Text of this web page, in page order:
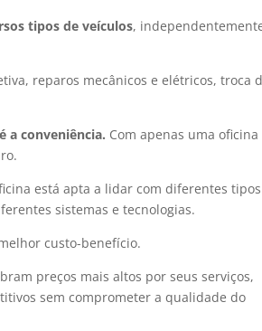
tipos de veículos,
reparos mecânicos e elétricos, troca
a conveniência. Com apenas uma oficina
está apta a lidar com diferentes
sistemas e tecnologias.
custo-benefício.
preços mais altos por seus serviços,
sem comprometer a qualidade do